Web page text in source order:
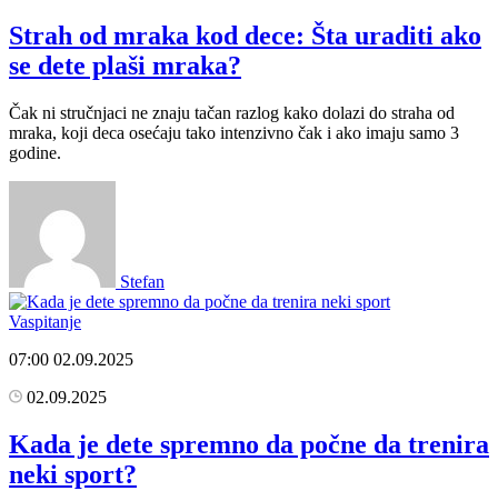
Strah od mraka kod dece: Šta uraditi ako
se dete plaši mraka?
Čak ni stručnjaci ne znaju tačan razlog kako dolazi do straha od
mraka, koji deca osećaju tako intenzivno čak i ako imaju samo 3
godine.
Stefan
Vaspitanje
07:00 02.09.2025
02.09.2025
Kada je dete spremno da počne da trenira
neki sport?